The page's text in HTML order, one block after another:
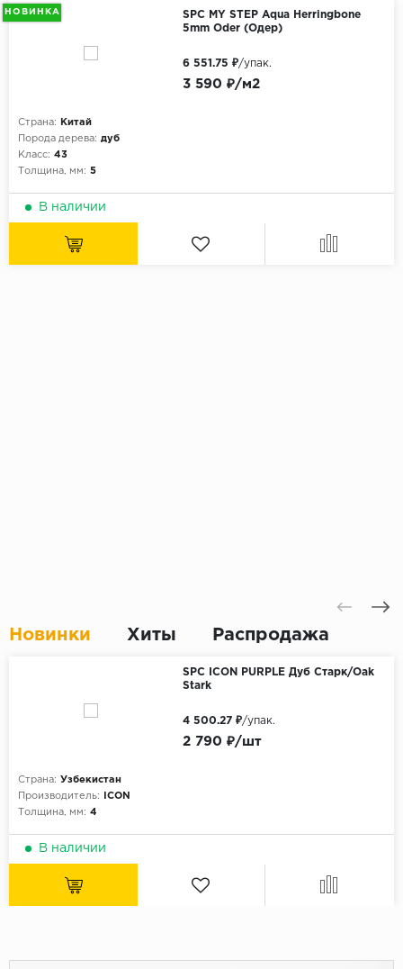
НОВИНКА
SPC MY STEP Aqua Herringbone
5mm Oder (Одер)
Страна:
Китай
Порода дерева: дуб
Класс: 43
Толщина, мм: 5
3 590 ₽/м2
6 551.75 ₽/упак.
В наличии
Новинки Хиты Распродажа
SPC ICON PURPLE Дуб Старк/Oak
Stark
Страна: Узбекистан
Производитель:
ICON
Толщина, мм: 4
2 790 ₽/шт
4 500.27 ₽/упак.
В наличии